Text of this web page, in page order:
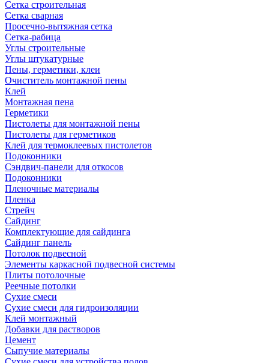
Сетка строительная
Сетка сварная
Просечно-вытяжная сетка
Сетка-рабица
Углы строительные
Углы штукатурные
Пены, герметики, клеи
Очиститель монтажной пены
Клей
Монтажная пена
Герметики
Пистолеты для монтажной пены
Пистолеты для герметиков
Клей для термоклеевых пистолетов
Подоконники
Сэндвич-панели для откосов
Подоконники
Пленочные материалы
Пленка
Стрейч
Сайдинг
Комплектующие для сайдинга
Сайдинг панель
Потолок подвесной
Элементы каркасной подвесной системы
Плиты потолочные
Реечные потолки
Сухие смеси
Сухие смеси для гидроизоляции
Клей монтажный
Добавки для растворов
Цемент
Сыпучие материалы